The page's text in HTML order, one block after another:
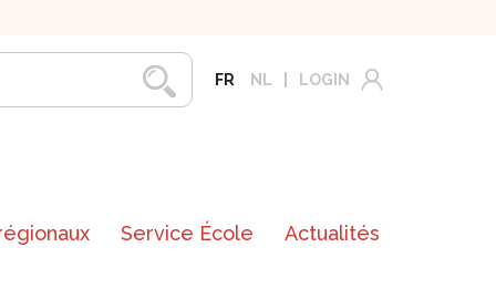
FR NL LOGIN
Service École Actualités